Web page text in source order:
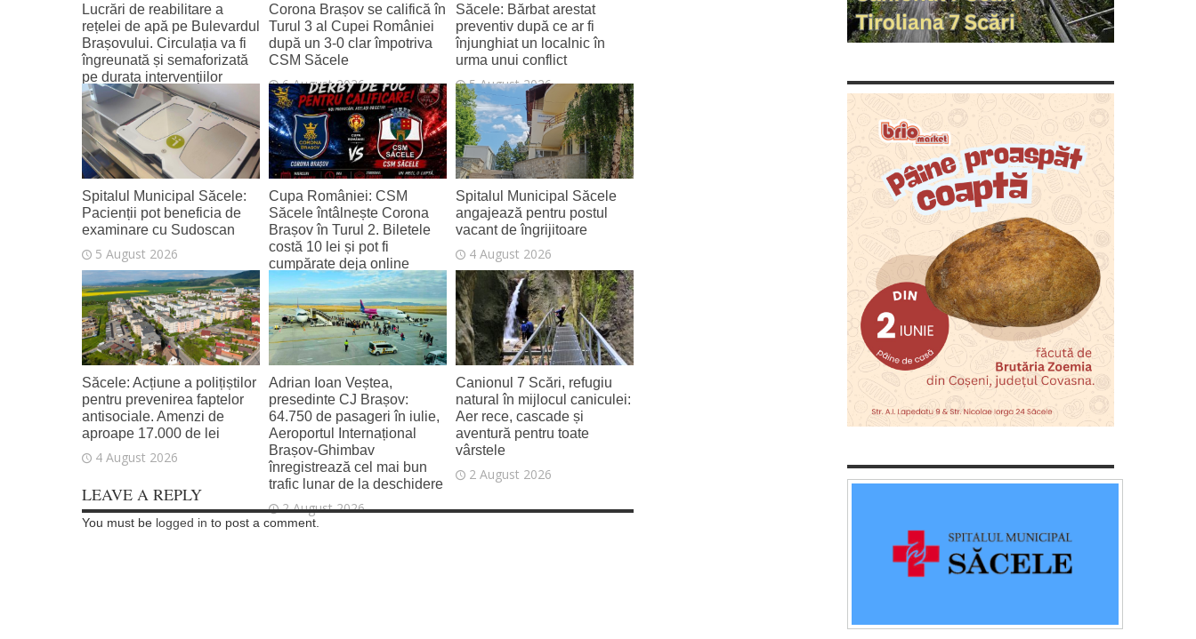
Lucrări de reabilitare a
rețelei de apă pe Bulevardul
Brașovului. Circulația va fi
îngreunată și semaforizată
pe durata intervențiilor
6 August 2026
Corona Brașov se califică în
Turul 3 al Cupei României
după un 3-0 clar împotriva
CSM Săcele
6 August 2026
Săcele: Bărbat arestat
preventiv după ce ar fi
înjunghiat un localnic în
urma unui conflict
5 August 2026
Spitalul Municipal Săcele:
Pacienții pot beneficia de
examinare cu Sudoscan
5 August 2026
Cupa României: CSM
Săcele întâlnește Corona
Brașov în Turul 2. Biletele
costă 10 lei și pot fi
cumpărate deja online
4 August 2026
Spitalul Municipal Săcele
angajează pentru postul
vacant de îngrijitoare
4 August 2026
Săcele: Acțiune a polițiștilor
pentru prevenirea faptelor
antisociale. Amenzi de
aproape 17.000 de lei
4 August 2026
Adrian Ioan Veștea,
presedinte CJ Brașov:
64.750 de pasageri în iulie,
Aeroportul Internațional
Brașov‑Ghimbav
înregistrează cel mai bun
trafic lunar de la deschidere
2 August 2026
Canionul 7 Scări, refugiu
natural în mijlocul caniculei:
Aer rece, cascade și
aventură pentru toate
vârstele
2 August 2026
LEAVE A REPLY
You must be logged in to post a comment.